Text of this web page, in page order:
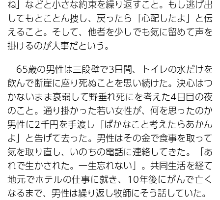
ね」などと小さな約束を繰り返すこと。もし逃げ出
してもとことん捜し、戻ったら「心配したよ」と伝
えること。そして、他者を少しでも気に留めて声を
掛けるのが大事だという。
65歳の男性は三段壁で3日間、トイレの水だけを
飲んで断崖に座り死ぬことを思い続けた。決心はつ
かないまま衰弱して野垂れ死にを考えた4日目の夜
のこと。通り掛かった若い女性が、何を思ったのか
男性に2千円を手渡し「ばかなこと考えたらあかん
よ」と告げて去った。男性はその金で食事を取って
気を取り直し、いのちの電話に連絡してきた。「あ
れで生かされた。一生忘れない」。共同生活を経て
地元でホテルの仕事に就き、10年後にがんで亡く
なるまで、男性は繰り返し牧師にそう話していた。